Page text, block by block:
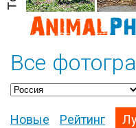
Насекомое
Коты
Все
Новые Рейтинг